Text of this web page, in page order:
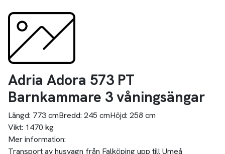
Adria Adora 573 PT
Barnkammare 3 våningsängar
Längd: 773 cmBredd: 245 cmHöjd: 258 cm
Vikt: 1470 kg
Mer information:
Transport av husvagn från Falköping upp till Umeå